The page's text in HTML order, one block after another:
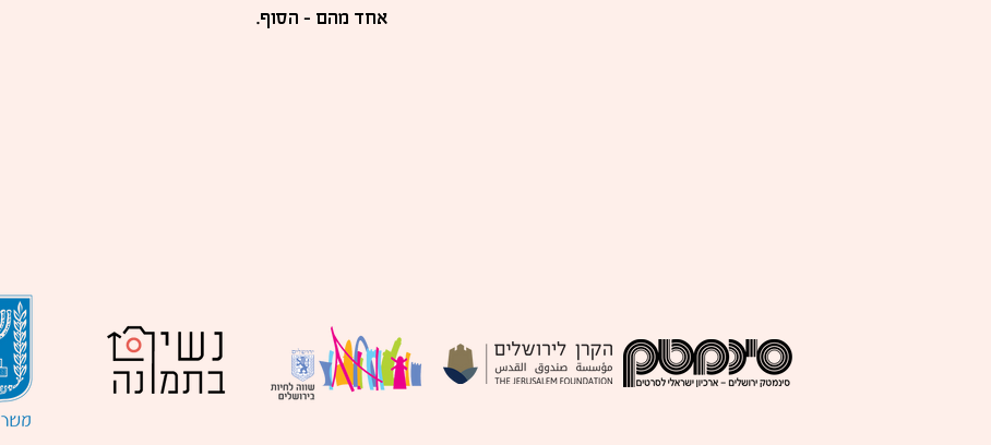
אחד מהם - הסוף.